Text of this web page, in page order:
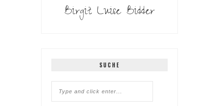
Birgit Luise Bidder
SUCHE